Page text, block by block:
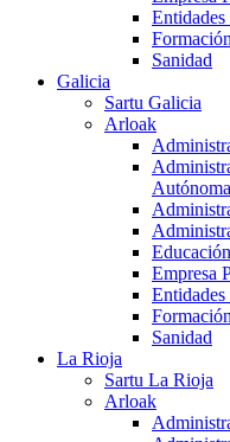
Entidades
Formación
Sanidad
Galicia
Sartu Galicia
Arloak
Educación
Empresa
Entidades
Formación
Sanidad
La Rioja
Sartu La Rioja
Arloak